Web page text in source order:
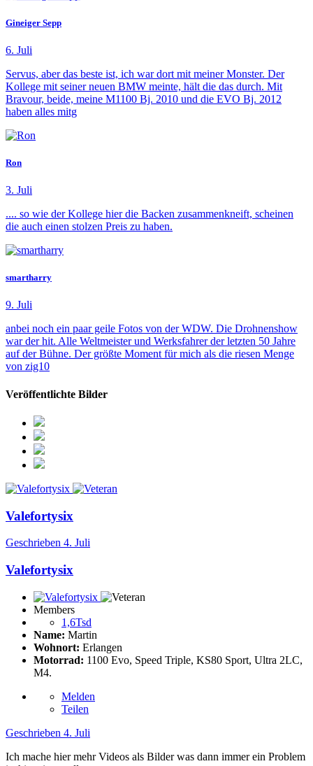
Gineiger Sepp
6. Juli
Servus, aber das beste ist, ich war dort mit meiner Monster. Der
Kollege mit seiner neuen BMW meinte, hält die das durch. Mit
Bravour, beide, meine M1100 Bj. 2010 und die EVO Bj. 2012
haben alles mitg
Ron
3. Juli
.... so wie der Kollege hier die Backen zusammenkneift, scheinen
die auch einen stolzen Preis zu haben.
smartharry
9. Juli
anbei noch ein paar geile Fotos von der WDW. Die Drohnenshow
war der hit. Alle Weltmeister und Werksfahrer der letzten 50 Jahre
auf der Bühne. Der größte Moment für mich als die riesen Menge
von zig10
Veröffentlichte Bilder
Valefortysix
Geschrieben 4. Juli
Valefortysix
Members
1,6Tsd
Name: Martin
Wohnort: Erlangen
Motorrad: 1100 Evo, Speed Triple, KS80 Sport, Ultra 2LC,
M4.
Melden
Teilen
Geschrieben 4. Juli
Ich mache hier mehr Videos als Bilder was dann immer ein Problem